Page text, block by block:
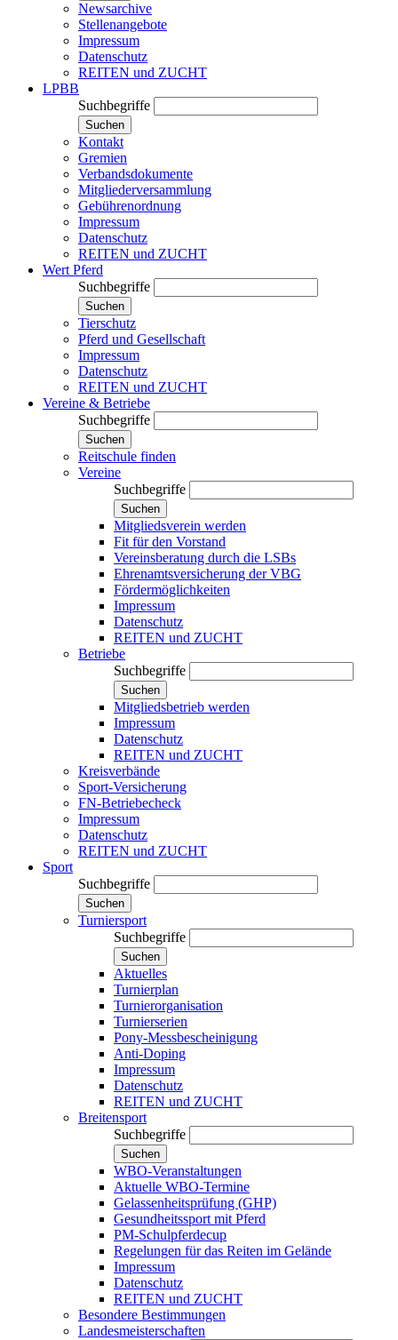
Newsarchive
Stellenangebote
Impressum
Datenschutz
REITEN und ZUCHT
LPBB
Suchbegriffe
Suchen
Kontakt
Gremien
Verbandsdokumente
Mitgliederversammlung
Gebührenordnung
Impressum
Datenschutz
REITEN und ZUCHT
Wert Pferd
Suchbegriffe
Suchen
Tierschutz
Pferd und Gesellschaft
Impressum
Datenschutz
REITEN und ZUCHT
Vereine & Betriebe
Suchbegriffe
Suchen
Reitschule finden
Vereine
Suchbegriffe
Suchen
Mitgliedsverein werden
Fit für den Vorstand
Vereinsberatung durch die LSBs
Ehrenamtsversicherung der VBG
Fördermöglichkeiten
Impressum
Datenschutz
REITEN und ZUCHT
Betriebe
Suchbegriffe
Suchen
Mitgliedsbetrieb werden
Impressum
Datenschutz
REITEN und ZUCHT
Kreisverbände
Sport-Versicherung
FN-Betriebecheck
Impressum
Datenschutz
REITEN und ZUCHT
Sport
Suchbegriffe
Suchen
Turniersport
Suchbegriffe
Suchen
Aktuelles
Turnierplan
Turnierorganisation
Turnierserien
Pony-Messbescheinigung
Anti-Doping
Impressum
Datenschutz
REITEN und ZUCHT
Breitensport
Suchbegriffe
Suchen
WBO-Veranstaltungen
Aktuelle WBO-Termine
Gelassenheitsprüfung (GHP)
Gesundheitssport mit Pferd
PM-Schulpferdecup
Regelungen für das Reiten im Gelände
Impressum
Datenschutz
REITEN und ZUCHT
Besondere Bestimmungen
Landesmeisterschaften